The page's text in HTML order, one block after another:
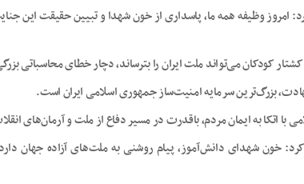
امروز وظیفه همه ما، پاسداری از خون شهدا و تبیین حقیقت این
کودکان می‌تواند ملت ایران را بترساند، دچار خطای محاسباتی
بزرگ‌ترین سرمایه امنیت‌ساز جمهوری اسلامی ایران است.
با اتکا به ایمان مردم، باقدرت در مسیر دفاع از ملت و آرمان‌های
خون شهدای دانش‌آموز، پیام روشنی به ملت‌های آزاده جهان